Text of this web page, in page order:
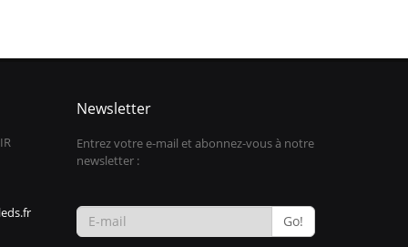
Newsletter
Entrez votre e-mail et abonnez-vous à notre
newsletter :
Go!